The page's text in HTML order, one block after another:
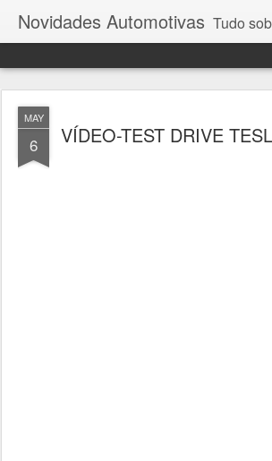
Novidades Automotivas Tudo sobre
MAY
6 VÍDEO-TEST DRIVE